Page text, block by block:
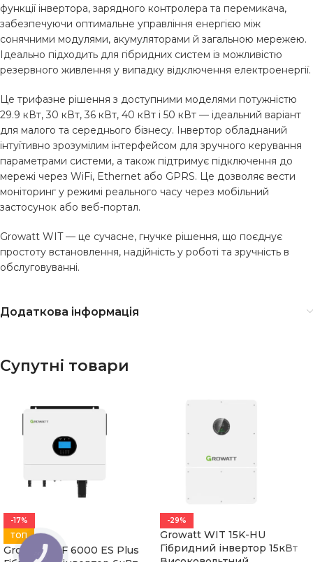
функції інвертора, зарядного контролера та перемикача,
забезпечуючи оптимальне управління енергією між
сонячними модулями, акумуляторами й загальною мережею.
Ідеально підходить для гібридних систем із можливістю
резервного живлення у випадку відключення електроенергії.
Це трифазне рішення з доступними моделями потужністю
29.9 кВт, 30 кВт, 36 кВт, 40 кВт і 50 кВт — ідеальний варіант
для малого та середнього бізнесу. Інвертор обладнаний
інтуїтивно зрозумілим інтерфейсом для зручного керування
параметрами системи, а також підтримує підключення до
мережі через WiFi, Ethernet або GPRS. Це дозволяє вести
моніторинг у режимі реального часу через мобільний
застосунок або веб-портал.
Growatt WIT — це сучасне, гнучке рішення, що поєднує
простоту встановлення, надійність у роботі та зручність в
обслуговуванні.
Додаткова інформація
Супутні товари
-17%
ТОП
Growatt SPF 6000 ES Plus
-29%
Growatt WIT 15K-HU
Гібридний інвертор 15кВт
КНОПКА
ЗВ'ЯЗКУ